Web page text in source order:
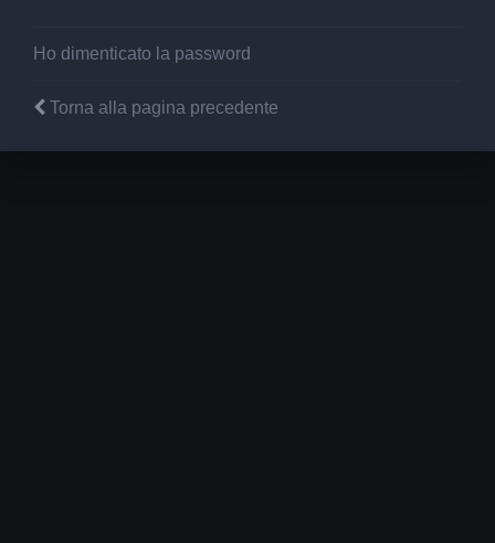
Ho dimenticato la password
Torna alla pagina precedente